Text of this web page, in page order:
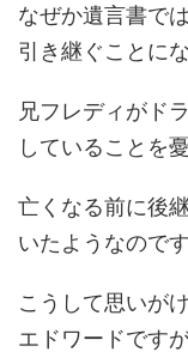
なぜか遺言書で
引き継ぐことに
兄フレディがド
していることを
亡くなる前に後
いたようなのです
こうして思いが
エドワードですが